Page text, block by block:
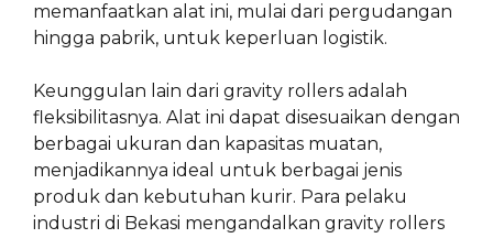
memanfaatkan alat ini, mulai dari pergudangan
hingga pabrik, untuk keperluan logistik.
Keunggulan lain dari gravity rollers adalah
fleksibilitasnya. Alat ini dapat disesuaikan dengan
berbagai ukuran dan kapasitas muatan,
menjadikannya ideal untuk berbagai jenis
produk dan kebutuhan kurir. Para pelaku
industri di Bekasi mengandalkan gravity rollers